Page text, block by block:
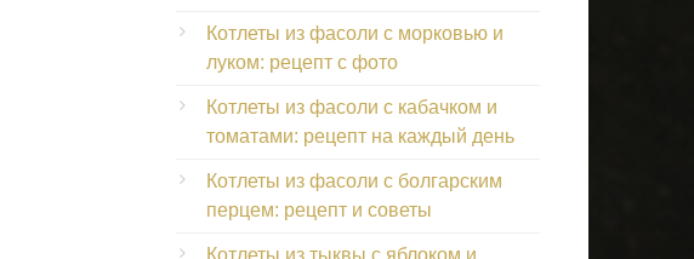
Котлеты из фасоли с морковью и
луком: рецепт с фото
Котлеты из фасоли с кабачком и
томатами: рецепт на каждый день
Котлеты из фасоли с болгарским
перцем: рецепт и советы
Котлеты из тыквы с яблоком и